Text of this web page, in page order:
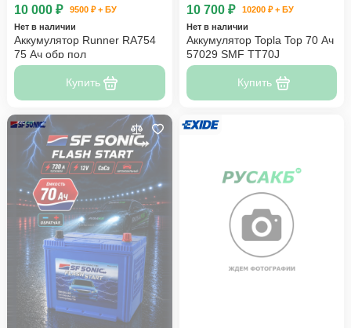
10 000 ₽
9500 ₽ + БУ
Нет в наличии
Аккумулятор Runner RA754
75 Ач обр пол
Купить
10 700 ₽
10200 ₽ + БУ
Нет в наличии
Аккумулятор Topla Top 70 Ач
57029 SMF TT70J
Купить